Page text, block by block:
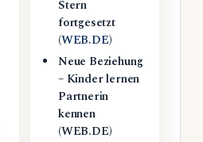
Stern
fortgesetzt
(WEB.DE)
Neue Beziehung
– Kinder lernen
Partnerin
kennen
(WEB.DE)